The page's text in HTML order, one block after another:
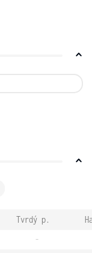
Tvrdý p.
-